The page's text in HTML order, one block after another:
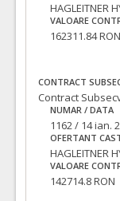
HAGLEITNER
VALOARE
162311.84 RON
CONTRACT
Contract
NUMAR / DATA
1162 / 14 ian.
OFERTANT
HAGLEITNER
VALOARE
142714.8 RON